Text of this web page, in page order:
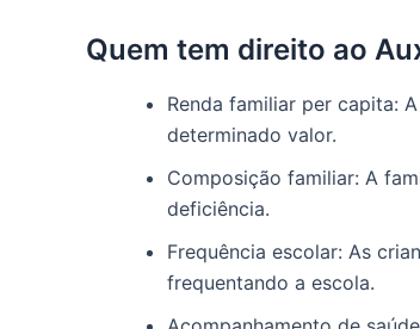
Quem tem direito ao
Renda familiar per capita:
determinado valor.
Composição familiar: A
deficiência.
Frequência escolar: As
frequentando a escola.